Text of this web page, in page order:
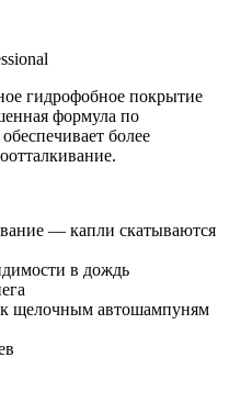
гидрофобное покрытие
формула по
более
— капли скатываются
в дождь
щелочным автошампуням